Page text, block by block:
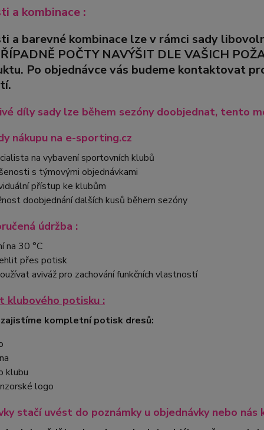
a kombinace :
a barevné kombinace lze v rámci sady
POČTY NAVÝŠIT DLE VAŠICH
Po objednávce vás budeme kontaktovat
díly sady lze během sezóny doobjednat, tento
nákupu na e-sporting.cz
na vybavení sportovních klubů
s týmovými objednávkami
přístup ke klubům
doobjednání dalších kusů během sezóny
údržba :
na 30 °C
přes potisk
aviváž pro zachování funkčních vlastností
klubového potisku :
zajistíme kompletní potisk dresů:
klubu
logo
stačí uvést do poznámky u objednávky nebo